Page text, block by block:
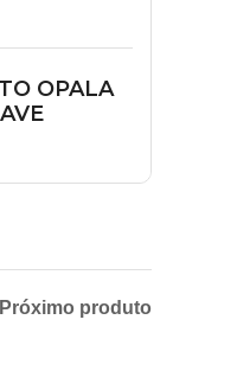
OPALA
Próximo produto